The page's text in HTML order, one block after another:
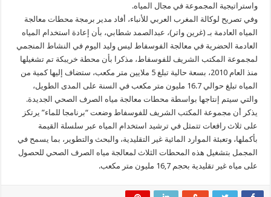
واستراتيجية المجموعة في مجال المياه.
وفي تصريح لوكالة المغرب العربي للأنباء، أفاد مدير برمجة محطات معالجة
المياه العادمة بـ (غرين واتر)، عبدالصمد شطابي، بأن إعادة استخدام المياه
العادمة الحضرية في معالجة الفوسفاط ليس وليد اليوم في النشاط المنجمي
لمجموعة المكتب الشريف للفوسفاط، مذكرا بأن محطة خريبكة تم تشغيلها
منذ العام 2010، بسعة حالية تبلغ 5 ملايين متر مكعب، ستضاف إليها كمية من
المياه تبلغ حوالي 16.7 مليون متر مكعب في السنة على المدى الطويل،
والتي سيتم إنتاجها بواسطة محطات معالجة مياه الصرف الصحي الجديدة.
يذكر أن مجموعة المكتب الشريف للفوسفاط وضعت “برنامجا للماء” يرتكز
على ثلاث رافعات تتمثل في ترشيد استخدام المياه عبر سلسلة القيمة
بأكملها، وتعبئة الموارد المائية غير التقليدية، والبحث والتطوير، بما يسمح في
المجمل بتشغيل هذه المحطات الثلاث لمعالجة مياه الصرف الصحي للحصول
على مياه غير تقليدية بحجم 16,7 مليون متر مكعب.